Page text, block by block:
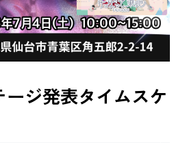
ージ発表タイムスケ